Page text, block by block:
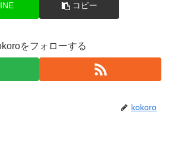
コピー
をフォローする
kokoro